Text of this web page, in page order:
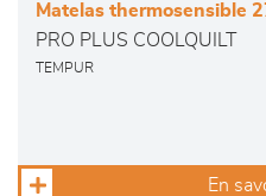
Matelas thermosensible
PRO PLUS COOLQUILT
TEMPUR
En